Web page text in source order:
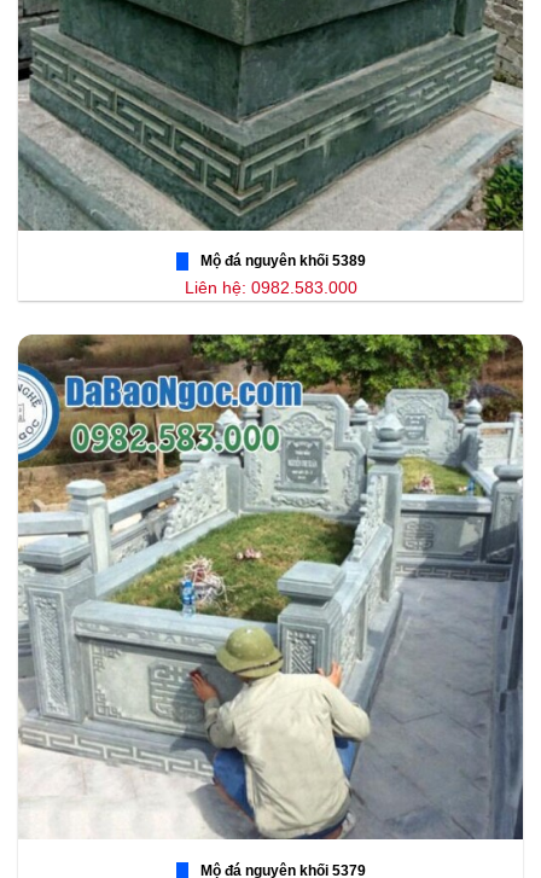
Mộ đá nguyên khối 5389
Liên hệ: 0982.583.000
Mộ đá nguyên khối 5379